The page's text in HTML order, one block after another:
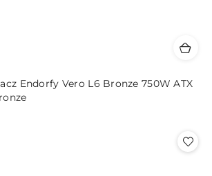
Endorfy Vero L6 Bronze 750W ATX